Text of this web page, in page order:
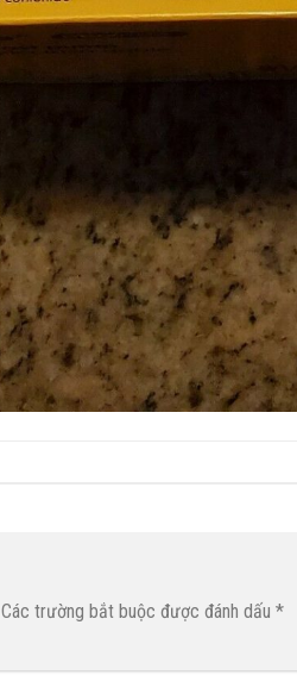
Các trường bắt buộc được đánh dấu *